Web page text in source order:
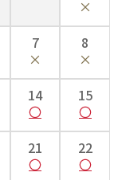
7 8
14 15
21 22